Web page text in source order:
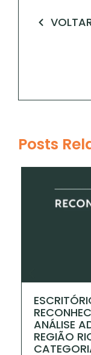
Posts
ANÁLISE
REGIÃO